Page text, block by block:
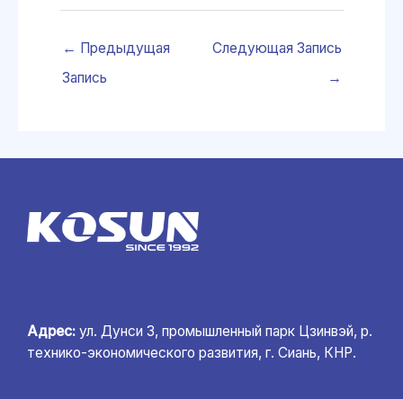
← Предыдущая
Запись
Следующая Запись
→
Адрес: ул. Дунси 3, промышленный парк Цзинвэй, р.
технико-экономического развития, г. Сиань, КНР.